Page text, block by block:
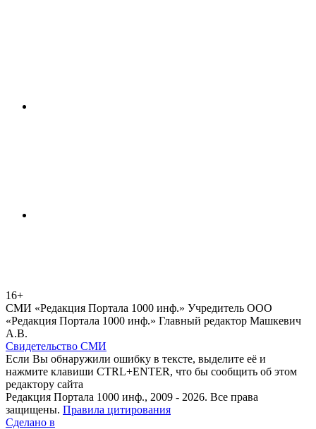
16+
СМИ «Редакция Портала 1000 инф.» Учредитель ООО
«Редакция Портала 1000 инф.» Главный редактор Машкевич
А.В.
Свидетельство СМИ
Если Вы обнаружили ошибку в тексте, выделите её и
нажмите клавиши CTRL+ENTER, что бы сообщить об этом
редактору сайта
Редакция Портала 1000 инф., 2009 - 2026. Все права
защищены. Правила цитирования
Сделано в